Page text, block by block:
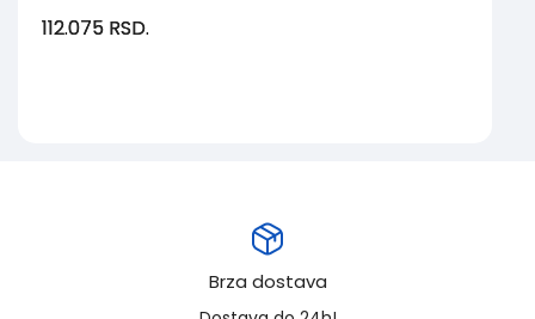
112.075 RSD.
Brza dostava